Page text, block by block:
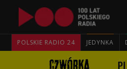
POLSKIE RADIO 24 JEDYNKA